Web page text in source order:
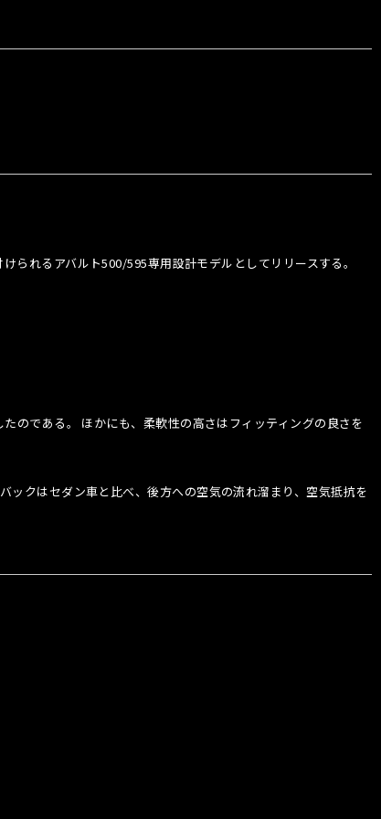
られるアバルト500/595専用設計モデルとしてリリースする。
のである。 ほかにも、柔軟性の高さはフィッティングの良さを
クはセダン車と比べ、後方への空気の流れ溜まり、空気抵抗を